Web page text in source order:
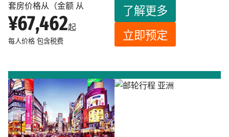
套房价格从（金额 从
¥67,462起
每人价格 包含税费
了解更多
立即预定